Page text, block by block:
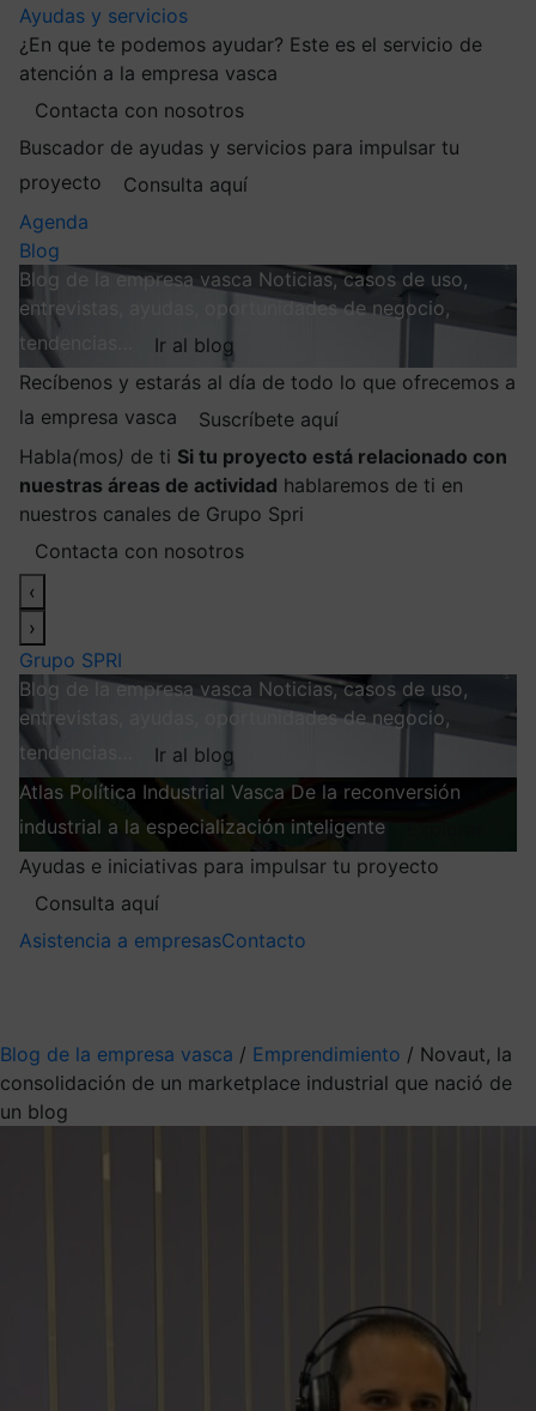
Ayudas y servicios
¿En que te podemos ayudar? Este es el servicio de
atención a la empresa vasca
Contacta con nosotros
Buscador de ayudas y servicios para impulsar tu
proyecto
Consulta aquí
Agenda
Blog
Blog de la empresa vasca Noticias, casos de uso,
entrevistas, ayudas, oportunidades de negocio,
tendencias…
Ir al blog
Recíbenos y estarás al día de todo lo que ofrecemos a
la empresa vasca
Suscríbete aquí
Habla(mos) de ti Si tu proyecto está relacionado con
nuestras áreas de actividad hablaremos de ti en
nuestros canales de Grupo Spri
Contacta con nosotros
‹
›
Grupo SPRI
Blog de la empresa vasca Noticias, casos de uso,
entrevistas, ayudas, oportunidades de negocio,
tendencias…
Ir al blog
Atlas Política Industrial Vasca De la reconversión
industrial a la especialización inteligente
Ayudas e iniciativas para impulsar tu proyecto
Consulta aquí
Asistencia a empresasContacto
Blog de la empresa vasca / Emprendimiento / Novaut, la
consolidación de un marketplace industrial que nació de
un blog